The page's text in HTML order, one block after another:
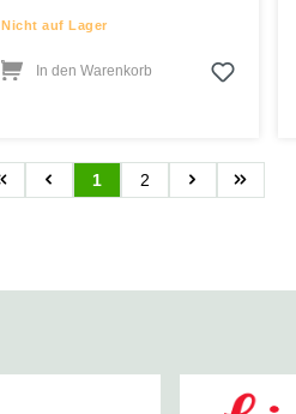
Nicht auf Lager
In den Warenkorb
Seite
1 Seite
2